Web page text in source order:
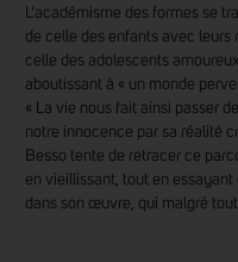
L’académisme des formes se
de celle des enfants avec leurs
celle des adolescents
aboutissant à « un monde
« La vie nous fait ainsi passer
notre innocence par sa réalité
Besso tente de retracer ce
en vieillissant, tout en
dans son œuvre, qui malgré